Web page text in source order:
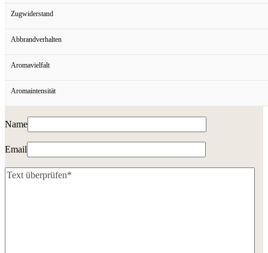
Zugwiderstand
Abbrandverhalten
Aromavielfalt
Aromaintensität
Name
Email